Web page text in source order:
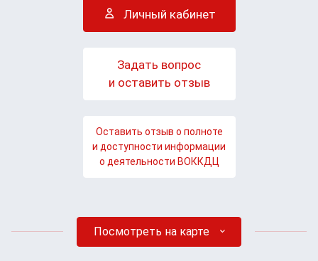
Личный кабинет
Задать вопрос
и оставить отзыв
Оставить отзыв о полноте
и доступности информации
о деятельности ВОККДЦ
Посмотреть на карте